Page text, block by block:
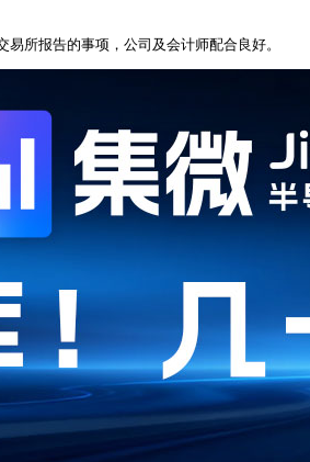
所报告的事项，公司及会计师配合良好。